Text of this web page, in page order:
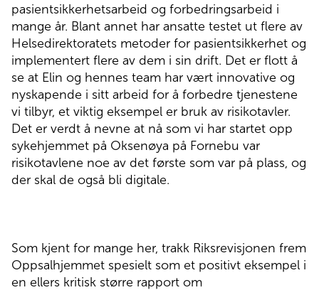
pasientsikkerhetsarbeid og forbedringsarbeid i
mange år. Blant annet har ansatte testet ut flere av
Helsedirektoratets metoder for pasientsikkerhet og
implementert flere av dem i sin drift. Det er flott å
se at Elin og hennes team har vært innovative og
nyskapende i sitt arbeid for å forbedre tjenestene
vi tilbyr, et viktig eksempel er bruk av risikotavler.
Det er verdt å nevne at nå som vi har startet opp
sykehjemmet på Oksenøya på Fornebu var
risikotavlene noe av det første som var på plass, og
der skal de også bli digitale.
Som kjent for mange her, trakk Riksrevisjonen frem
Oppsalhjemmet spesielt som et positivt eksempel i
en ellers kritisk større rapport om